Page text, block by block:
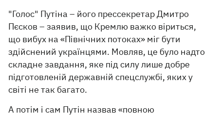
"Голос" Путіна – його прессекретар Дмитро
Пєсков – заявив, що Кремлю важко віриться,
що вибух на «Північних потоках» міг бути
здійснений українцями. Мовляв, це було надто
складне завдання, яке під силу лише добре
підготовленій державній спецслужбі, яких у
світі не так багато.
А потім і сам Путін назвав «повною